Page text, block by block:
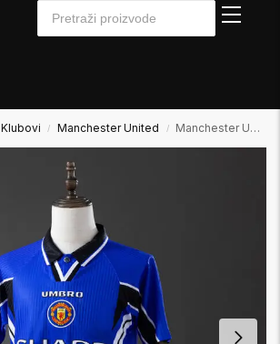
Klubovi / Manchester United / Manchester United 1996/1998 Away2 Gostujući